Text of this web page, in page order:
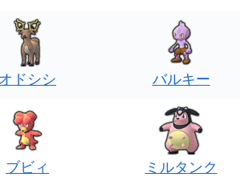
オドシシ バルキー
ブビィ ミルタンク